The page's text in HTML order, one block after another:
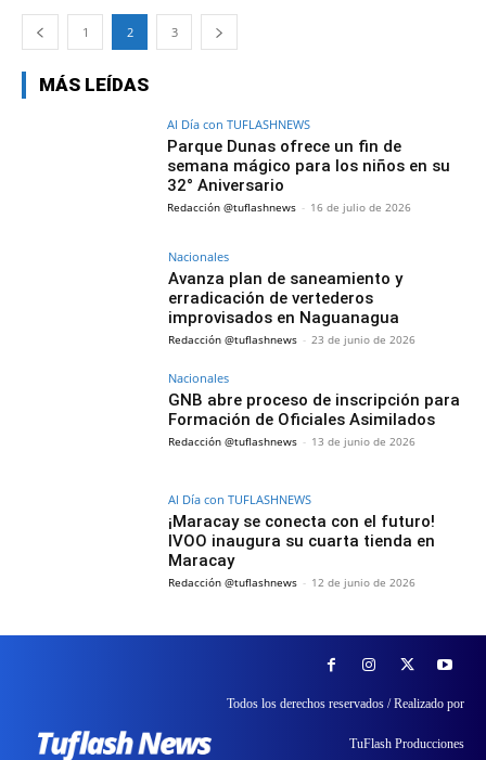
1 2 3
MÁS LEÍDAS
Al Día con TUFLASHNEWS
Parque Dunas ofrece un fin de
semana mágico para los niños en su
32° Aniversario
Redacción @tuflashnews - 16 de julio de 2026
Nacionales
Avanza plan de saneamiento y
erradicación de vertederos
improvisados en Naguanagua
Redacción @tuflashnews - 23 de junio de 2026
Nacionales
GNB abre proceso de inscripción para
Formación de Oficiales Asimilados
Redacción @tuflashnews - 13 de junio de 2026
Al Día con TUFLASHNEWS
¡Maracay se conecta con el futuro!
IVOO inaugura su cuarta tienda en
Maracay
Redacción @tuflashnews - 12 de junio de 2026
Todos los derechos reservados / Realizado por
TuFlash Producciones